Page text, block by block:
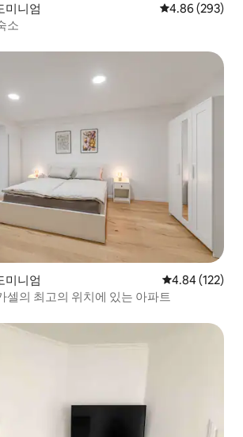
미니엄 평점 4.86점(5
4.86 (293)
소
미니엄 평점 4.84점(5
4.84 (122)
셀의 최고의 위치에 있는 아파트